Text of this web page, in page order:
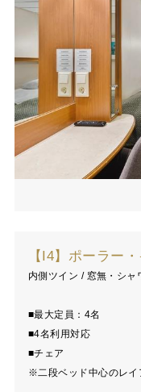
【I4】ポーラー
内側ツイン / 窓無・シ
■最大定員：4名
■4名利用対応
■チェア
※二段ベッド中心のレイ